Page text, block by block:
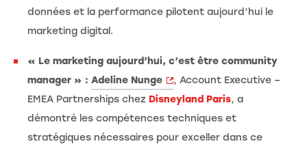
données et la performance pilotent aujourd’hui le
marketing digital.
« Le marketing aujourd’hui, c’est être community
manager » : Adeline Nunge
, Account Executive –
EMEA Partnerships chez Disneyland Paris, a
démontré les compétences techniques et
stratégiques nécessaires pour exceller dans ce